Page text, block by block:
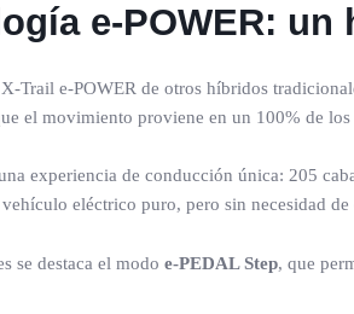
e-POWER:
Trail e-POWER de otros híbridos
el movimiento proviene en un 100% de
experiencia de conducción única: 205
eléctrico puro, pero sin necesidad
se destaca el modo e-PEDAL Step, que